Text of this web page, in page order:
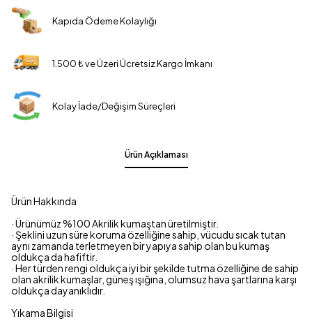
Kapıda Ödeme Kolaylığı
1.500 ₺ ve Üzeri Ücretsiz Kargo İmkanı
Kolay İade/Değişim Süreçleri
Ürün Açıklaması
Ürün Hakkında
· Ürünümüz %100 Akrilik kumaştan üretilmiştir.
· Şeklini uzun süre koruma özelliğine sahip, vücudu sıcak tutan
aynı zamanda terletmeyen bir yapıya sahip olan bu kumaş
oldukça da hafiftir.
· Her türden rengi oldukça iyi bir şekilde tutma özelliğine de sahip
olan akrilik kumaşlar, güneş ışığına, olumsuz hava şartlarına karşı
oldukça dayanıklıdır.
Yıkama Bilgisi